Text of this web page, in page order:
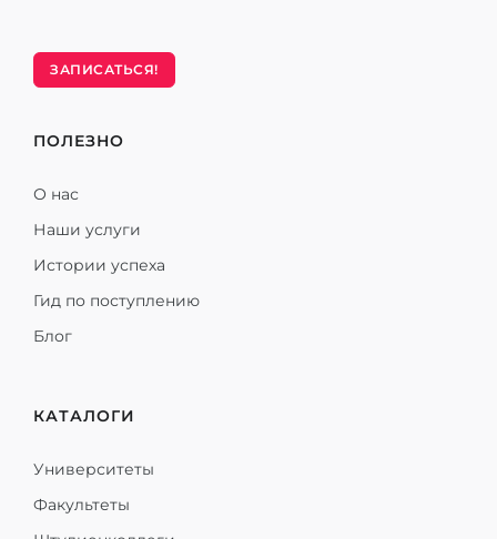
ЗАПИСАТЬСЯ!
ПОЛЕЗНО
О нас
Наши услуги
Истории успеха
Гид по поступлению
Блог
КАТАЛОГИ
Университеты
Факультеты